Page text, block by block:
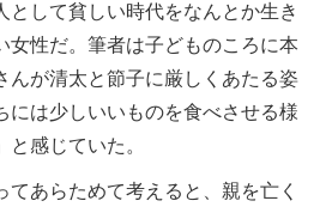
して貧しい時代をなんとか生き
女性だ。筆者は子どものころに本
んが清太と節子に厳しくあたる姿
には少しいいものを食べさせる様
感じていた。
あらためて考えると、親を亡く